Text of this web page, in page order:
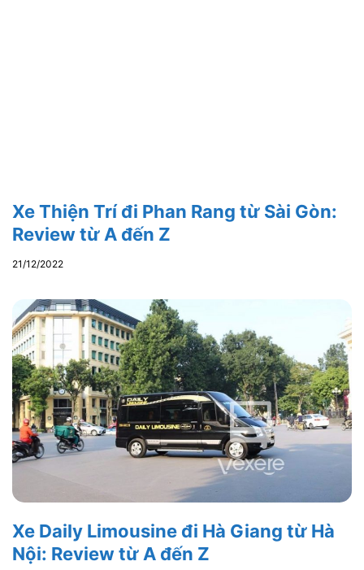
Xe Thiện Trí đi Phan Rang từ Sài Gòn:
Review từ A đến Z
21/12/2022
Xe Daily Limousine đi Hà Giang từ Hà
Nội: Review từ A đến Z